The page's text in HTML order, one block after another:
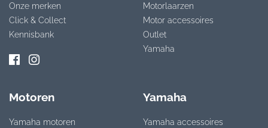
Onze merken
Click & Collect
Kennisbank
Motorlaarzen
Motor accessoires
Outlet
Yamaha
Motoren
Yamaha motoren
Yamaha
Yamaha accessoires